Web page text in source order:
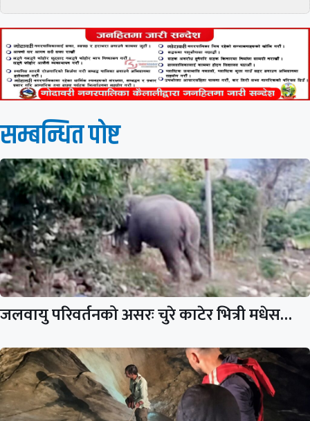
सम्बन्धित पाेष्ट
जलवायु परिवर्तनको असरः चुरे काटेर भित्री मधेस…